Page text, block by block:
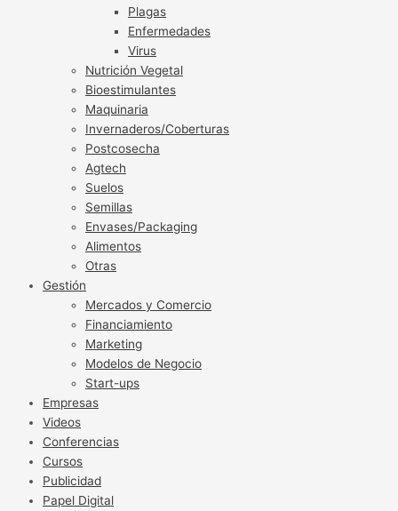
Plagas
Enfermedades
Virus
Nutrición Vegetal
Bioestimulantes
Maquinaria
Invernaderos/Coberturas
Postcosecha
Agtech
Suelos
Semillas
Envases/Packaging
Alimentos
Otras
Gestión
Mercados y Comercio
Financiamiento
Marketing
Modelos de Negocio
Start-ups
Empresas
Videos
Conferencias
Cursos
Publicidad
Papel Digital